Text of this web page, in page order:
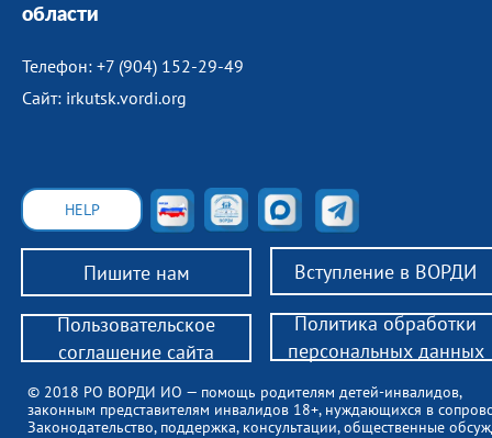
области
Телефон: +7 (904) 152-29-49
Сайт: irkutsk.vordi.org
Пишите нам Вступление в ВОРДИ
© 2018 РО ВОРДИ ИО — помощь родителям детей-инвалидов,
законным представителям инвалидов 18+, нуждающихся в
Законодательство, поддержка, консультации, общественные
HELP
Пользовательское
соглашение сайта
Политика обработки
персональных данных